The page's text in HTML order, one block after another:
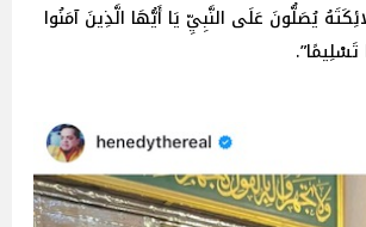
يُصَلُّونَ عَلَى النَّبِيِّ يَا أَيُّهَا الَّذِينَ آمَنُوا